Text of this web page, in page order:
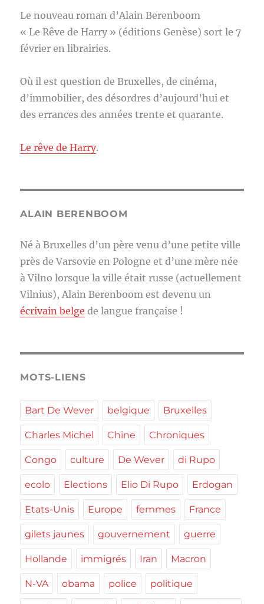
Le nouveau roman d’Alain Berenboom
« Le Rêve de Harry » (éditions Genèse) sort le 7
février en librairies.
Où il est question de Bruxelles, de cinéma,
d’immobilier, des désordres d’aujourd’hui et
des errances des années trente et quarante.
Le rêve de Harry.
ALAIN BERENBOOM
Né à Bruxelles d’un père venu d’une petite ville
près de Varsovie en Pologne et d’une mère née
à Vilno lorsque la ville était russe (actuellement
Vilnius), Alain Berenboom est devenu un
écrivain belge de langue française !
MOTS-LIENS
Bart De Wever belgique Bruxelles
Charles Michel Chine Chroniques
Congo culture De Wever di Rupo
ecolo Elections Elio Di Rupo Erdogan
Etats-Unis Europe femmes France
gilets jaunes gouvernement guerre
Hollande immigrés Iran Macron
N-VA obama police politique